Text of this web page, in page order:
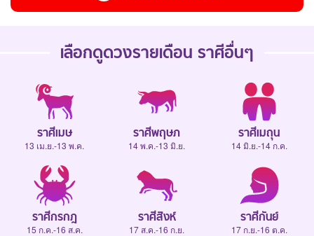
เลือกดูดวงรายเดือน ราศีอื่นๆ
ราศีเมษ
13 เม.ย.-13 พ.ค.
ราศีพฤษภ
14 พ.ค.-13 มิ.ย.
ราศีเมถุน
14 มิ.ย.-14 ก.ค.
ราศีกรกฎ
15 ก.ค.-16 ส.ค.
ราศีสิงห์
17 ส.ค.-16 ก.ย.
ราศีกันย์
17 ก.ย.-16 ต.ค.